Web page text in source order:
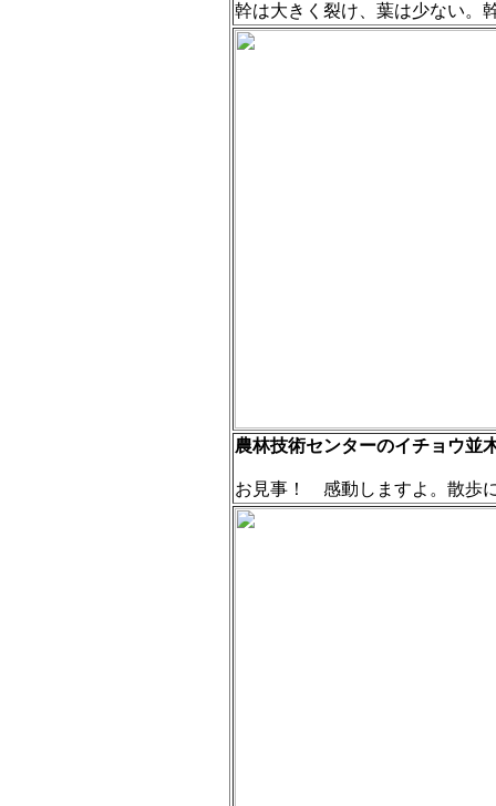
幹は大きく裂け、葉は少ない。
農林技術センターのイチョウ並
お見事！ 感動しますよ。散歩